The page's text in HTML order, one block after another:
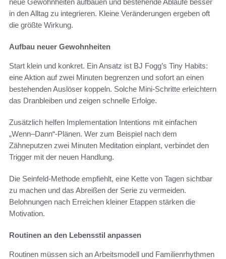
in den Alltag zu integrieren. Kleine Veränderungen ergeben oft
die größte Wirkung.
Aufbau neuer Gewohnheiten
Start klein und konkret. Ein Ansatz ist BJ Fogg’s Tiny Habits:
eine Aktion auf zwei Minuten begrenzen und sofort an einen
bestehenden Auslöser koppeln. Solche Mini-Schritte erleichtern
das Dranbleiben und zeigen schnelle Erfolge.
Zusätzlich helfen Implementation Intentions mit einfachen
„Wenn–Dann“-Plänen. Wer zum Beispiel nach dem
Zähneputzen zwei Minuten Meditation einplant, verbindet den
Trigger mit der neuen Handlung.
Die Seinfeld-Methode empfiehlt, eine Kette von Tagen sichtbar
zu machen und das Abreißen der Serie zu vermeiden.
Belohnungen nach Erreichen kleiner Etappen stärken die
Motivation.
Routinen an den Lebensstil anpassen
Routinen müssen sich an Arbeitsmodell und Familienrhythmen